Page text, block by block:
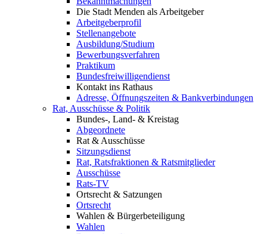
Die Stadt Menden als Arbeitgeber
Arbeitgeberprofil
Stellenangebote
Ausbildung/Studium
Bewerbungsverfahren
Praktikum
Bundesfreiwilligendienst
Kontakt ins Rathaus
Adresse, Öffnungszeiten & Bankverbindungen
Rat, Ausschüsse & Politik
Bundes-, Land- & Kreistag
Abgeordnete
Rat & Ausschüsse
Sitzungsdienst
Rat, Ratsfraktionen & Ratsmitglieder
Ausschüsse
Rats-TV
Ortsrecht & Satzungen
Ortsrecht
Wahlen & Bürgerbeteiligung
Wahlen